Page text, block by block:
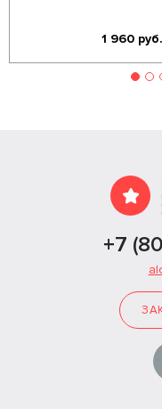
1 960 руб.
+7